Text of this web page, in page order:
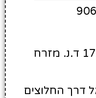
כתובת למכתבים: ת.ד. 171 ד.נ. מזרח
דרך החלוצים